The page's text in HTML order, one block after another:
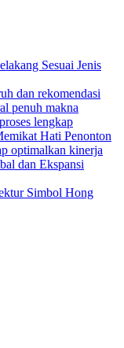
Sesuai Jenis
dan rekomendasi
penuh makna
lengkap
Hati Penonton
optimalkan kinerja
dan Ekspansi
Simbol Hong